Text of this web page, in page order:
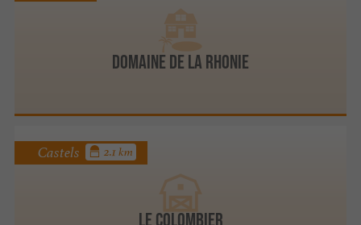
DOMAINE DE LA RHONIE
LE COLOMBIER
Castels 2.1 km